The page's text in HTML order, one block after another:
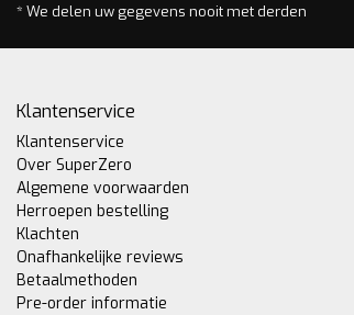
* We delen uw gegevens nooit met derden
Klantenservice
Klantenservice
Over SuperZero
Algemene voorwaarden
Herroepen bestelling
Klachten
Onafhankelijke reviews
Betaalmethoden
Pre-order informatie